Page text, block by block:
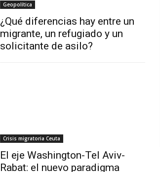
Geopolítica
¿Qué diferencias hay entre un
migrante, un refugiado y un
solicitante de asilo?
Crisis migratoria Ceuta
El eje Washington-Tel Aviv-
Rabat: el nuevo paradigma